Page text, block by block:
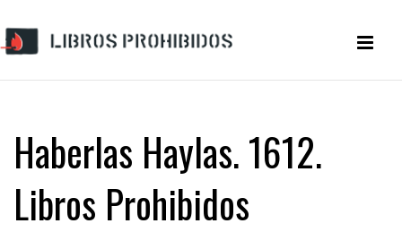
Haberlas Haylas. 1612.
Libros Prohibidos